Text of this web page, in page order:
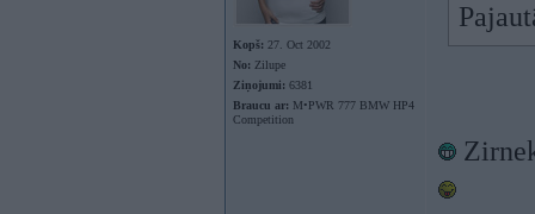
Kopš: 27. Oct 2002
No: Zilupe
Ziņojumi: 6381
Braucu ar: M•PWR 777 BMW HP4
Competition